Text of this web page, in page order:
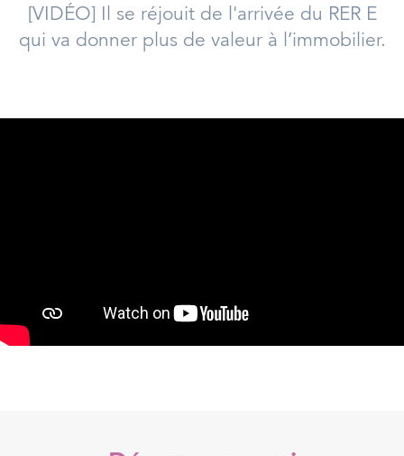
[VIDÉO] Il se réjouit de l'arrivée du RER E
qui va donner plus de valeur à l’immobilier.